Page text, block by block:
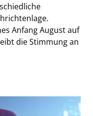
Anfang August auf
die Stimmung an